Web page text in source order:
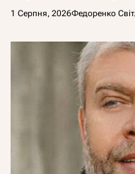
1 Серпня, 2026Федоренко